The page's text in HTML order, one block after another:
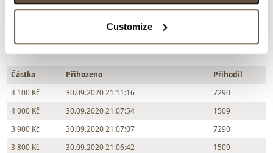
Customize
Chcete prodat obraz od stejného autora?
> Zobrazit informaci jak prodat obraz v aukci
Částka Přihozeno
Přihodil
4 100 Kč
30.09.2020 21:11:16
7290
4 000 Kč
30.09.2020 21:07:54
1509
3 900 Kč
30.09.2020 21:07:07
7290
3 800 Kč
30.09.2020 21:06:42
1509